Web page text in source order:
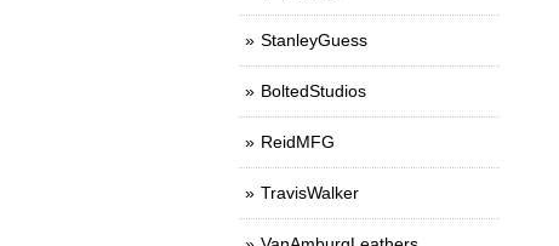
StanleyGuess
BoltedStudios
ReidMFG
TravisWalker